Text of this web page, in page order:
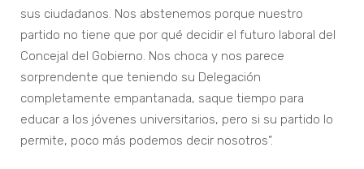
sus ciudadanos. Nos abstenemos porque nuestro
partido no tiene que por qué decidir el futuro laboral del
Concejal del Gobierno. Nos choca y nos parece
sorprendente que teniendo su Delegación
completamente empantanada, saque tiempo para
educar a los jóvenes universitarios, pero si su partido lo
permite, poco más podemos decir nosotros”.